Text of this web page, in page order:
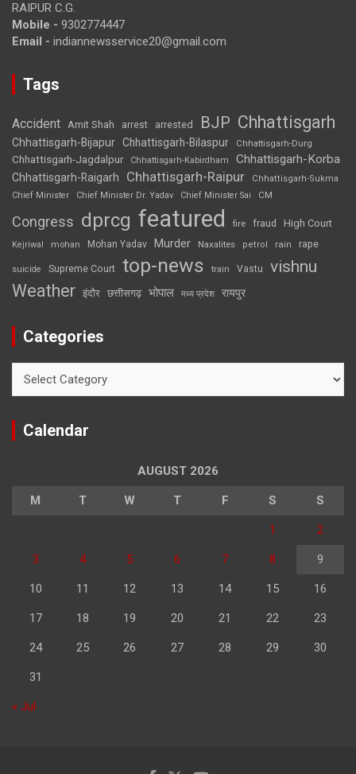
RAIPUR C.G.
Mobile - 9302774447
Email - indiannewsservice20@gmail.com
Tags
Accident Amit Shah arrest arrested BJP Chhattisgarh
Chhattisgarh-Bijapur Chhattisgarh-Bilaspur Chhattisgarh-Durg
Chhattisgarh-Jagdalpur Chhattisgarh-Kabirdham Chhattisgarh-Korba
Chhattisgarh-Raigarh Chhattisgarh-Raipur
Chhattisgarh-Sukma
Chief Minister
Chief Minister Dr. Yadav Chief Minister Sai CM
Congress dprcg featured fire fraud High Court
Kejriwal mohan Mohan Yadav Murder Naxalites petrol rain rape
suicide Supreme Court top-news train Vastu vishnu
Weather इंदौर छत्तीसगढ़ भोपाल मध्य प्रदेश रायपुर
Categories
Calendar
AUGUST 2026
M T W T F S S
1 2
3 4 5 6 7 8 9
10 11 12 13 14 15 16
17 18 19 20 21 22 23
24 25 26 27 28 29 30
31
« Jul